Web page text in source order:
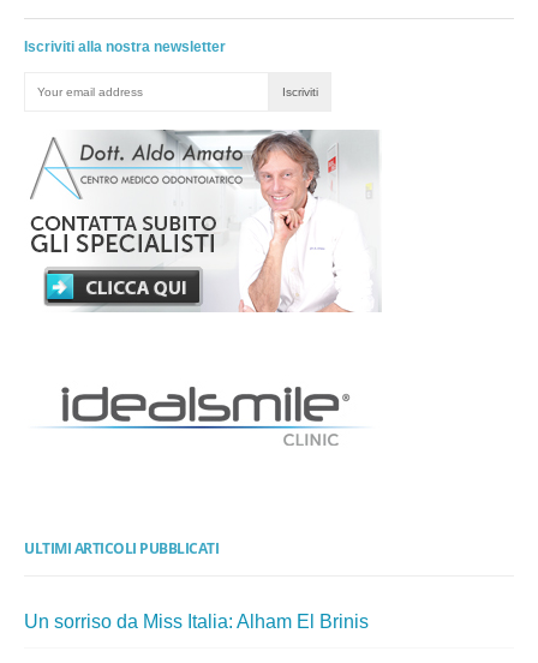
Iscriviti alla nostra newsletter
ULTIMI ARTICOLI PUBBLICATI
Un sorriso da Miss Italia: Alham El Brinis